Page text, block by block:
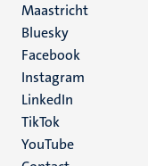
Maastricht
Social
media
Bluesky
Facebook
Instagram
LinkedIn
TikTok
YouTube